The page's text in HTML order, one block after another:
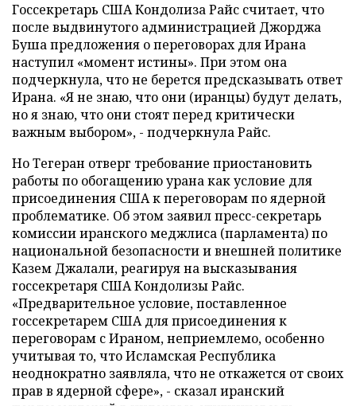
Госсекретарь США Кондолиза Райс считает, что
после выдвинутого администрацией Джорджа
Буша предложения о переговорах для Ирана
наступил «момент истины». При этом она
подчеркнула, что не берется предсказывать ответ
Ирана. «Я не знаю, что они (иранцы) будут делать,
но я знаю, что они стоят перед критически
важным выбором», - подчеркнула Райс.
Но Тегеран отверг требование приостановить
работы по обогащению урана как условие для
присоединения США к переговорам по ядерной
проблематике. Об этом заявил пресс-секретарь
комиссии иранского меджлиса (парламента) по
национальной безопасности и внешней политике
Казем Джалали, реагируя на высказывания
госсекретаря США Кондолизы Райс.
«Предварительное условие, поставленное
госсекретарем США для присоединения к
переговорам с Ираном, неприемлемо, особенно
учитывая то, что Исламская Республика
неоднократно заявляла, что не откажется от своих
прав в ядерной сфере», - сказал иранский